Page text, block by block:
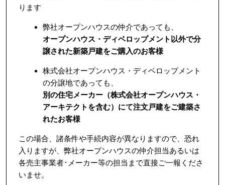
ります
弊社オープンハウスの仲介であっても、
オープンハウス・ディベロップメント以外で分
譲された新築戸建をご購入のお客様
株式会社オープンハウス・ディベロップメント
の分譲地であっても、
別の住宅メーカー（株式会社オープンハウス・
アーキテクトを含む）にて注文戸建をご建築さ
れたお客様
この場合、諸条件や手続内容が異なりますので、恐れ
入りますが、弊社オープンハウスの仲介担当あるいは
各売主事業者･メーカー等の担当まで直接ご一報くださ
いませ。